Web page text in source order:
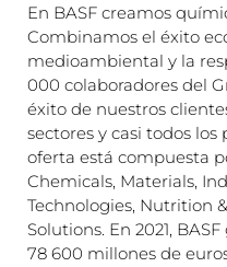
En BASF creamos
Combinamos el éxito
medioambiental y la
000 colaboradores del
éxito de nuestros
sectores y casi todos
oferta está compuesta
Chemicals, Materials,
Technologies, Nutrition
Solutions. En 2021,
78 600 millones de